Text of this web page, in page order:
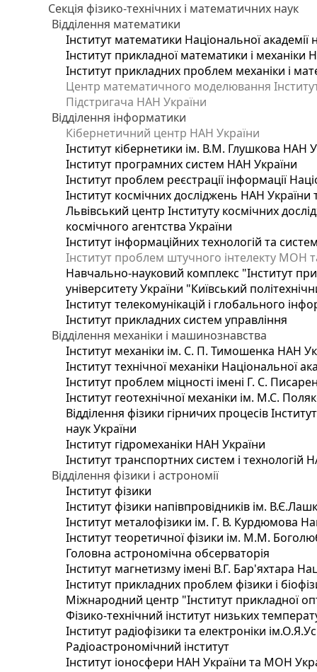
Секція фізико-технічних і математичних наук
Відділення математики
Інститут математики Національної академії
Інститут прикладної математики і механіки
Інститут прикладних проблем механіки і
Центр математичного моделювання
Підстригача НАН України
Відділення інформатики
Кібернетичний центр НАН України
Інститут кібернетики ім. В.М. Глушкова НАН
Інститут програмних систем НАН України
Інститут проблем реєстрації інформації
Інститут космічних досліджень НАН України
Львівський центр Інституту космічних
космічного агентства України
Інститут інформаційних технологій та
Інститут проблем штучного інтелекту МОН
Навчально-науковий комплекс "Інститут
університету України "Київський
Інститут телекомунікацій і глобального
Інститут прикладних систем управління
Відділення механіки і машинознавства
Інститут механіки ім. С. П. Тимошенка НАН
Інститут технічної механіки Національної
Інститут проблем міцності імені Г. С.
Інститут геотехнічної механіки ім. М.С.
Відділення фізики гірничих процесів
наук України
Інститут гідромеханіки НАН України
Інститут транспортних систем і технологій
Відділення фізики і астрономії
Інститут фізики
Інститут фізики напівпровідників ім.
Інститут металофізики ім. Г. В. Курдюмова
Інститут теоретичної фізики ім. М.М.
Головна астрономічна обсерваторія
Інститут магнетизму імені В.Г. Бар'яхтара
Інститут прикладних проблем фізики і
Міжнародний центр "Інститут прикладної
Фізико-технічний інститут низьких
Інститут радіофізики та електроніки
Радіоастрономічний інститут
Інститут іоносфери НАН України та МОН